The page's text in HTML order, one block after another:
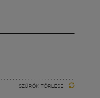
SZŰRŐK TÖRLÉSE